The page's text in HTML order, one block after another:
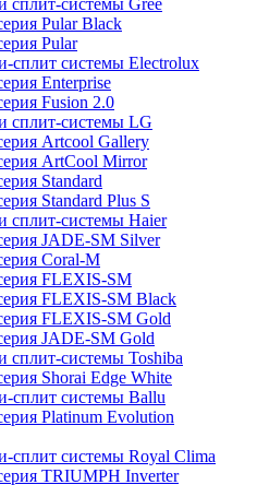
сплит-системы Gree
Pular Black
Pular
сплит системы Electrolux
Enterprise
Fusion 2.0
сплит-системы LG
Artcool Gallery
ArtCool Mirror
Standard
Standard Plus S
сплит-системы Haier
JADE-SM Silver
Coral-M
FLEXIS-SM
FLEXIS-SM Black
FLEXIS-SM Gold
JADE-SM Gold
сплит-системы Toshiba
Shorai Edge White
сплит системы Ballu
Platinum Evolution
сплит системы Royal Clima
TRIUMPH Inverter